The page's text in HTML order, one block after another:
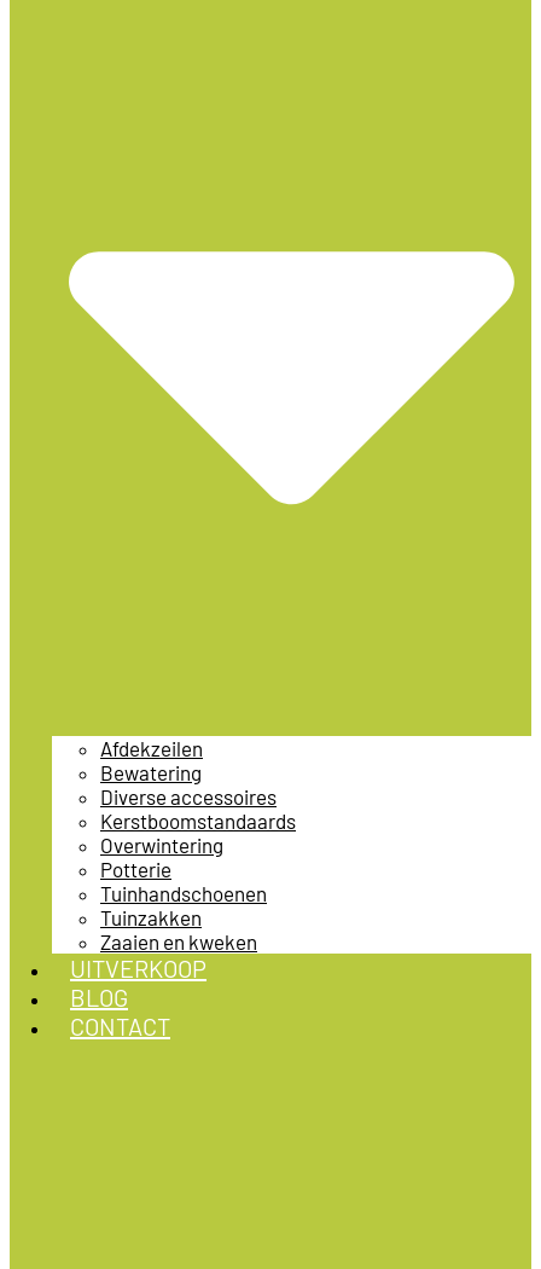
Afdekzeilen
Bewatering
Diverse accessoires
Kerstboomstandaards
Overwintering
Potterie
Tuinhandschoenen
Tuinzakken
Zaaien en kweken
UITVERKOOP
BLOG
CONTACT